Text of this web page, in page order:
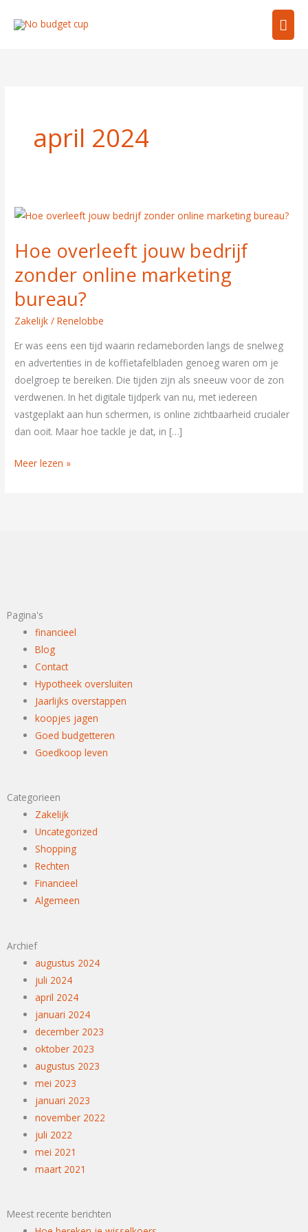
naar
april 2024
Hoe overleeft jouw bedrijf
zonder online marketing
bureau?
Zakelijk /Renelobbe
Er was eens een tijd waarin reclameborden langs de snelweg
en advertenties in de koffietafelbladen genoeg waren om je
doelgroep te bereiken. Die tijden zijn als sneeuw voor de zon
verdwenen. In het digitale tijdperk van nu, met iedereen
vastgeplakt aan hun schermen, is online zichtbaarheid crucialer
dan ooit. Maar hoe tackle je dat, in […]
Hoe
jouw
zonder
online
marketing
Meer lezen »
Pagina's
financieel
Blog
Contact
Hypotheek oversluiten
Jaarlijks overstappen
koopjes jagen
Goed budgetteren
Goedkoop leven
Categorieen
Zakelijk
Uncategorized
Shopping
Rechten
Financieel
Algemeen
Archief
augustus 2024
juli 2024
april 2024
januari 2024
december 2023
oktober 2023
augustus 2023
mei 2023
januari 2023
november 2022
juli 2022
mei 2021
maart 2021
Meest recente berichten